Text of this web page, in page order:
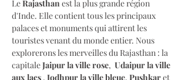
Le Rajasthan est la plus grande région
d'Inde. Elle contient tous les principaux
palaces et monuments qui attirent les
touristes venant du monde entier. Nous
explorerons les merveilles du Rajasthan : la
capitale Jaipur la ville rose, Udaipur la ville
aux lacs , Jodhpur la ville bleue, Pushkar et